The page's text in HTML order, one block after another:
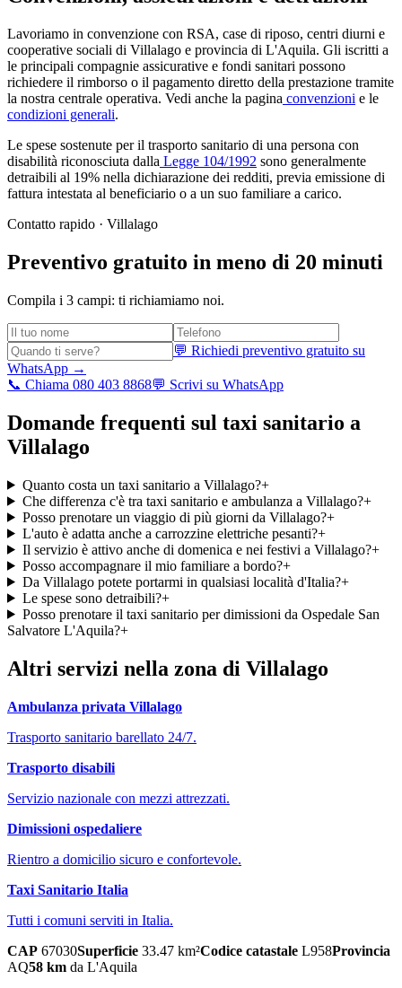
Lavoriamo in convenzione con RSA, case di riposo, centri diurni e
cooperative sociali di Villalago e provincia di L'Aquila. Gli iscritti a
le principali compagnie assicurative e fondi sanitari possono
richiedere il rimborso o il pagamento diretto della prestazione tramite
la nostra centrale operativa. Vedi anche la pagina convenzioni e le
condizioni generali.
Le spese sostenute per il trasporto sanitario di una persona con
disabilità riconosciuta dalla Legge 104/1992 sono generalmente
detraibili al 19% nella dichiarazione dei redditi, previa emissione di
fattura intestata al beneficiario o a un suo familiare a carico.
Contatto rapido · Villalago
Preventivo gratuito in meno di 20 minuti
Compila i 3 campi: ti richiamiamo noi.
💬 Richiedi preventivo gratuito su
WhatsApp →
📞 Chiama 080 403 8868💬 Scrivi su WhatsApp
Domande frequenti sul taxi sanitario a
Villalago
Quanto costa un taxi sanitario a Villalago?+
Che differenza c'è tra taxi sanitario e ambulanza a Villalago?+
Posso prenotare un viaggio di più giorni da Villalago?+
L'auto è adatta anche a carrozzine elettriche pesanti?+
Il servizio è attivo anche di domenica e nei festivi a Villalago?+
Posso accompagnare il mio familiare a bordo?+
Da Villalago potete portarmi in qualsiasi località d'Italia?+
Le spese sono detraibili?+
Posso prenotare il taxi sanitario per dimissioni da Ospedale San
Salvatore L'Aquila?+
Altri servizi nella zona di Villalago
Ambulanza privata Villalago
Trasporto sanitario barellato 24/7.
Trasporto disabili
Servizio nazionale con mezzi attrezzati.
Dimissioni ospedaliere
Rientro a domicilio sicuro e confortevole.
Taxi Sanitario Italia
Tutti i comuni serviti in Italia.
CAP 67030Superficie 33.47 km²Codice catastale L958Provincia
AQ58 km da L'Aquila